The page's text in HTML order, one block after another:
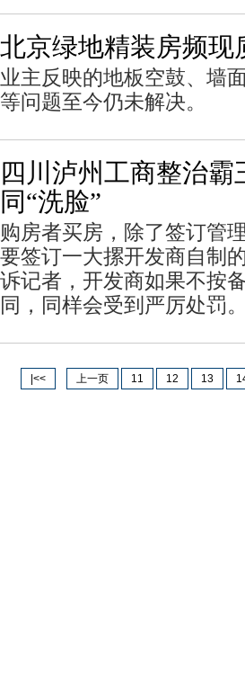
北京绿地精装房频现
业主反映的地板空鼓、墙
等问题至今仍未解决。
四川泸州工商整治
同“洗脸”
购房者买房，除了签订管
要签订一大摞开发商自制
诉记者，开发商如果不按
同，同样会受到严厉处罚。
|<< 上一页 11 12 13